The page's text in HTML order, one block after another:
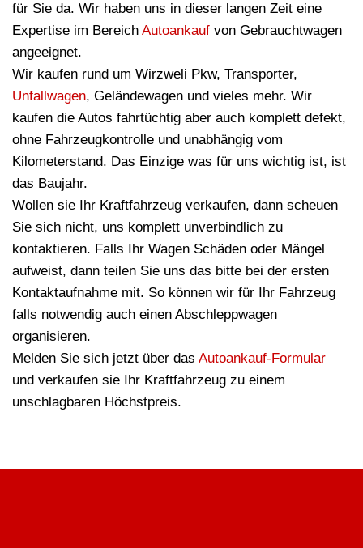
für Sie da. Wir haben uns in dieser langen Zeit eine
Expertise im Bereich Autoankauf von Gebrauchtwagen
angeeignet.
Wir kaufen rund um Wirzweli Pkw, Transporter,
Unfallwagen, Geländewagen und vieles mehr. Wir
kaufen die Autos fahrtüchtig aber auch komplett defekt,
ohne Fahrzeugkontrolle und unabhängig vom
Kilometerstand. Das Einzige was für uns wichtig ist, ist
das Baujahr.
Wollen sie Ihr Kraftfahrzeug verkaufen, dann scheuen
Sie sich nicht, uns komplett unverbindlich zu
kontaktieren. Falls Ihr Wagen Schäden oder Mängel
aufweist, dann teilen Sie uns das bitte bei der ersten
Kontaktaufnahme mit. So können wir für Ihr Fahrzeug
falls notwendig auch einen Abschleppwagen
organisieren.
Melden Sie sich jetzt über das Autoankauf-Formular
und verkaufen sie Ihr Kraftfahrzeug zu einem
unschlagbaren Höchstpreis.